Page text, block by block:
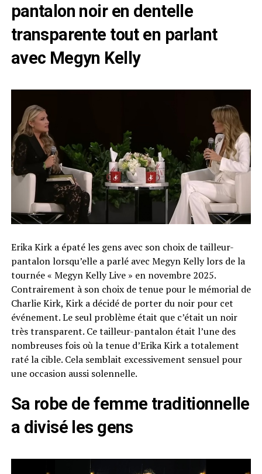
pantalon noir en dentelle
transparente tout en parlant
avec Megyn Kelly
Erika Kirk a épaté les gens avec son choix de tailleur-
pantalon lorsqu’elle a parlé avec Megyn Kelly lors de la
tournée « Megyn Kelly Live » en novembre 2025.
Contrairement à son choix de tenue pour le mémorial de
Charlie Kirk, Kirk a décidé de porter du noir pour cet
événement. Le seul problème était que c’était un noir
très transparent. Ce tailleur-pantalon était l’une des
nombreuses fois où la tenue d’Erika Kirk a totalement
raté la cible. Cela semblait excessivement sensuel pour
une occasion aussi solennelle.
Sa robe de femme traditionnelle
a divisé les gens